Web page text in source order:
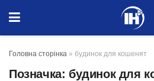
Головна сторінка » будинок для кошенят
Позначка: будинок для